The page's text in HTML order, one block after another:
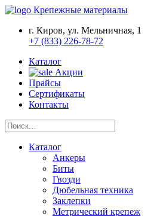
Крепежные материалы
г. Киров, ул. Мельничная, 1
+7 (833) 226-78-72
Каталог
Акции
Прайсы
Сертификаты
Контакты
Каталог
Анкеры
Биты
Гвозди
Дюбельная техника
Заклепки
Метрический крепеж